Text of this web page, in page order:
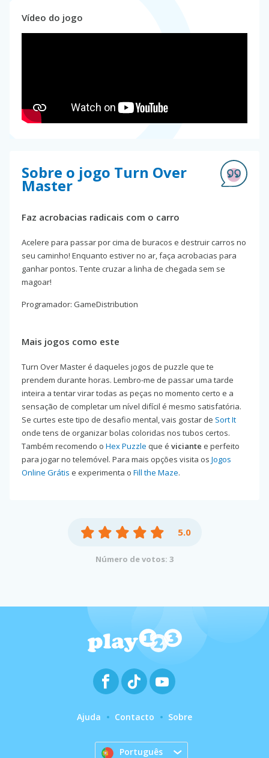
Vídeo do jogo
Sobre o jogo Turn Over
Master
Faz acrobacias radicais com o carro
Acelere para passar por cima de buracos e destruir carros no
seu caminho! Enquanto estiver no ar, faça acrobacias para
ganhar pontos. Tente cruzar a linha de chegada sem se
magoar!
Programador: GameDistribution
Mais jogos como este
Turn Over Master é daqueles jogos de puzzle que te
prendem durante horas. Lembro-me de passar uma tarde
inteira a tentar virar todas as peças no momento certo e a
sensação de completar um nível difícil é mesmo satisfatória.
Se curtes este tipo de desafio mental, vais gostar de Sort It
onde tens de organizar bolas coloridas nos tubos certos.
Também recomendo o Hex Puzzle que é viciante e perfeito
para jogar no telemóvel. Para mais opções visita os Jogos
Online Grátis e experimenta o Fill the Maze.
5.0
Número de votos: 3
Ajuda Contacto Sobre
Português